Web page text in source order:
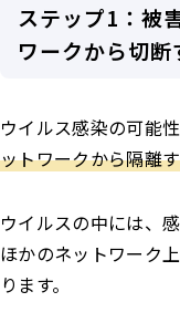
ステップ1：被
ワークから切断
ウイルス感染の可能
ットワークから隔離
ウイルスの中には、
ほかのネットワーク
ります。